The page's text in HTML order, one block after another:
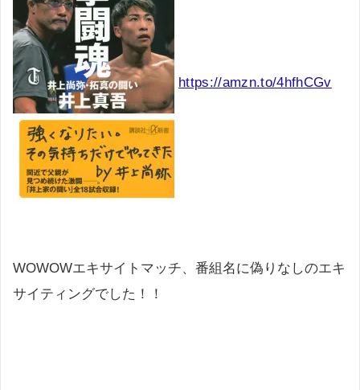
https://amzn.to/4hfhCGv
WOWOWエキサイトマッチ、番組名に偽りなしのエキ
サイティングでした！！